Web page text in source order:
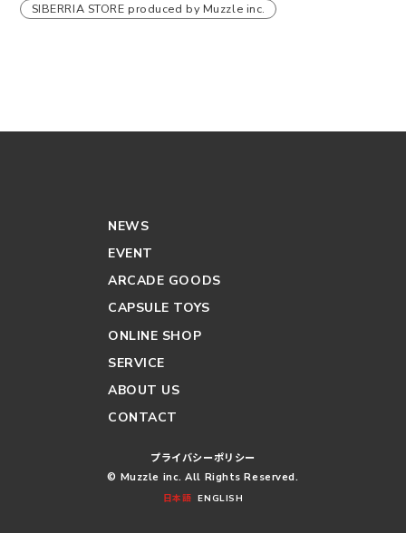
SIBERRIA STORE produced by Muzzle inc.
NEWS
EVENT
ARCADE GOODS
CAPSULE TOYS
ONLINE SHOP
SERVICE
ABOUT US
CONTACT
プライバシーポリシー
© Muzzle inc. All Rights Reserved.
ENGLISH
日本語